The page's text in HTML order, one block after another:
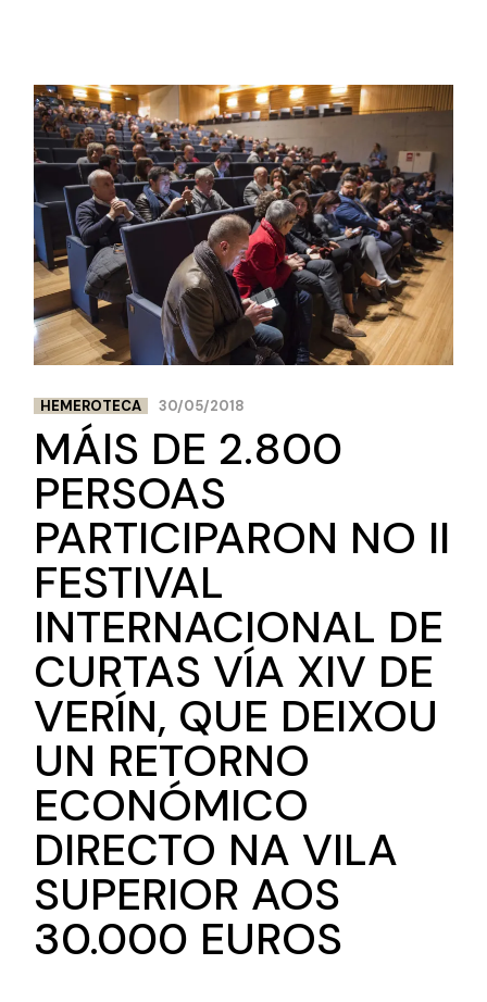
HEMEROTECA 30/05/2018
MÁIS DE 2.800
PERSOAS
PARTICIPARON NO II
FESTIVAL
INTERNACIONAL DE
CURTAS VÍA XIV DE
VERÍN, QUE DEIXOU
UN RETORNO
ECONÓMICO
DIRECTO NA VILA
SUPERIOR AOS
30.000 EUROS